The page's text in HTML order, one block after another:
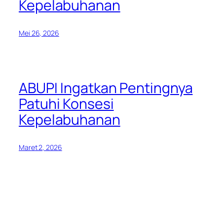
Kepelabuhanan
Mei 26, 2026
ABUPI Ingatkan Pentingnya
Patuhi Konsesi
Kepelabuhanan
Maret 2, 2026